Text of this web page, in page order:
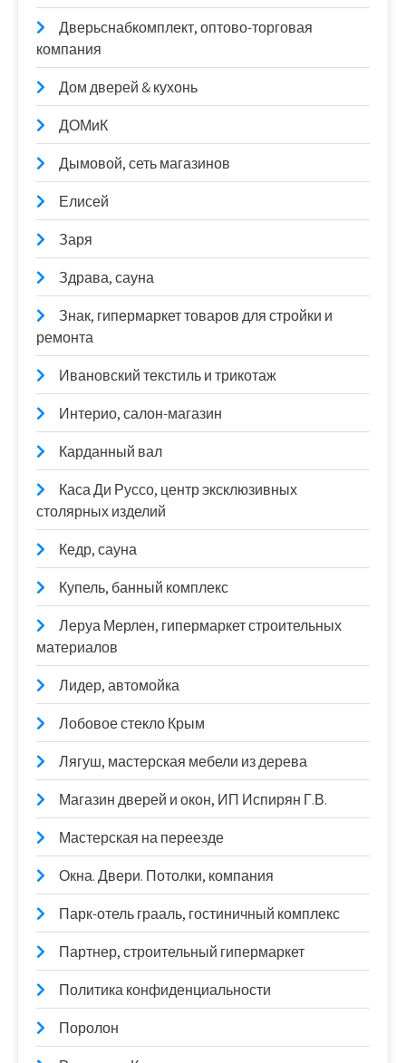
Дверьснабкомплект, оптово-торговая
компания
Дом дверей & кухонь
ДОМиК
Дымовой, сеть магазинов
Елисей
Заря
Здрава, сауна
Знак, гипермаркет товаров для стройки и
ремонта
Ивановский текстиль и трикотаж
Интерио, салон-магазин
Карданный вал
Каса Ди Руссо, центр эксклюзивных
столярных изделий
Кедр, сауна
Купель, банный комплекс
Леруа Мерлен, гипермаркет строительных
материалов
Лидер, автомойка
Лобовое стекло Крым
Лягуш, мастерская мебели из дерева
Магазин дверей и окон, ИП Испирян Г.В.
Мастерская на переезде
Окна. Двери. Потолки, компания
Парк-отель грааль, гостиничный комплекс
Партнер, строительный гипермаркет
Политика конфиденциальности
Поролон